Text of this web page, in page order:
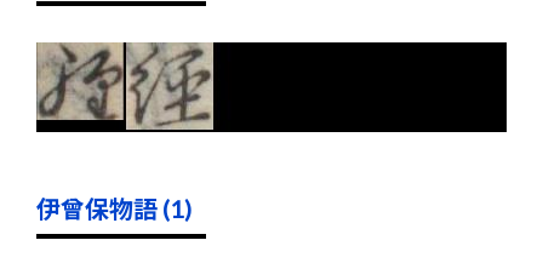
伊曾保物語 (1)